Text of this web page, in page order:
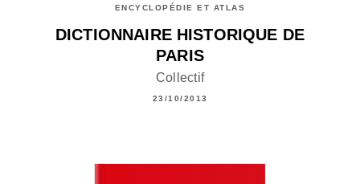
ENCYCLOPÉDIE ET ATLAS
DICTIONNAIRE HISTORIQUE DE
PARIS
Collectif
23/10/2013